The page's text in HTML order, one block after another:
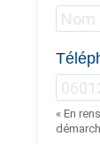
« En